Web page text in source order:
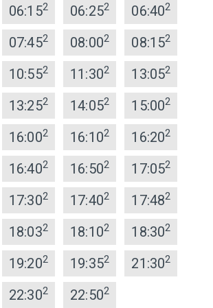
06:152 06:252 06:402
07:452 08:002 08:152
10:552 11:302 13:052
13:252 14:052 15:002
16:002 16:102 16:202
16:402 16:502 17:052
17:302 17:402 17:482
18:032 18:102 18:302
19:202 19:352 21:302
22:302 22:502